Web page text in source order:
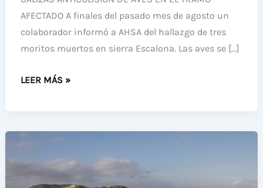
AFECTADO A finales del pasado mes de agosto un
colaborador informó a AHSA del hallazgo de tres
moritos muertos en sierra Escalona. Las aves se […]
HALLADOS
MUERTOS
TRAS
COLISIONAR
CON
LEER MÁS »